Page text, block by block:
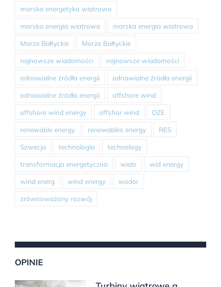
morska energetyka wiatrowa
morska energia wiatrowa morska energia wiatrowa
Morze Bałtyckie Morze Bałtyckie
najnowsze wiadomości najnowsze wiadomości
odnawialne źródła energii odnawialne źródła energii
odnawialne źródła energii offshore wind
offshore wind energy offshor wind OZE
renewable energy renewables energy RES
Szwecja technologia technology
transformacja energetyczna wiatr wid energy
wind energ wind energy wodór
zrównoważony rozwój
OPINIE